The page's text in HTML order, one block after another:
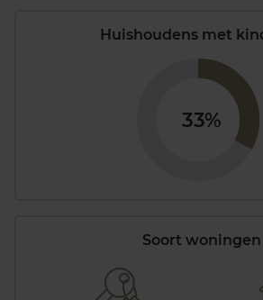
Huishoudens met
33%
Soort woningen